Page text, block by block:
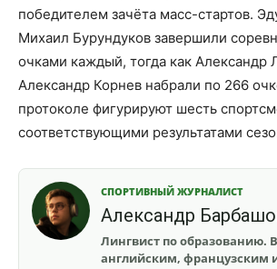
победителем зачёта масс-стартов.
Михаил Бурундуков завершили
очками каждый, тогда как Александр
Александр Корнев набрали по 266
протоколе фигурируют шесть
соответствующими результатами
СПОРТИВНЫЙ ЖУРНАЛИСТ
Александр
Лингвист по образованию.
английским, французским